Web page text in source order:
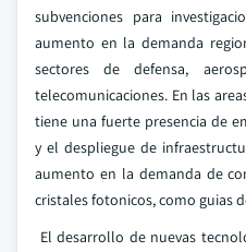
subvenciones para
aumento en la demanda
sectores de defensa,
telecomunicaciones. En las
tiene una fuerte presencia de
y el despliegue de
aumento en la demanda de
cristales fotonicos, como guias
El desarrollo de nuevas